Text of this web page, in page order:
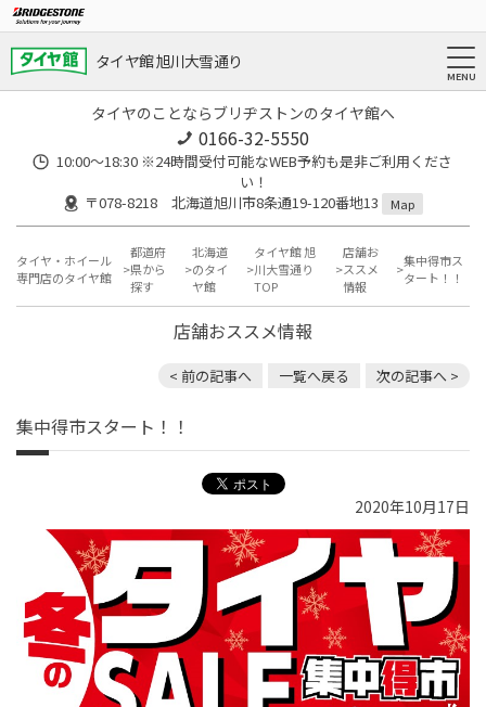
タイヤ館 旭川大雪通り
タイヤのことならブリヂストンのタイヤ館へ
0166-32-5550
10:00～18:30 ※24時間受付可能なWEB予約も是非ご利用くださ
い！
〒078-8218 北海道旭川市8条通19-120番地13
Map
タイヤ・ホイール
専門店のタイヤ館
都道府
県から
探す
北海道
のタイ
ヤ館
タイヤ館 旭
川大雪通り
TOP
店舗お
ススメ
情報
集中得市ス
タート！！
店舗おススメ情報
< 前の記事へ 一覧へ戻る 次の記事へ >
集中得市スタート！！
2020年10月17日